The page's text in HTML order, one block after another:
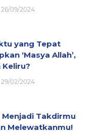
26/09/2024
yang Tepat
‘Masya Allah’,
Keliru?
29/02/2024
Menjadi Takdirmu
Melewatkanmu!